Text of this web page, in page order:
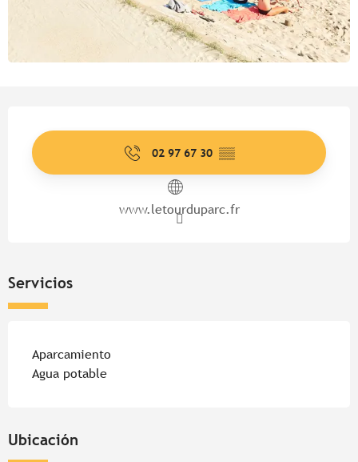
02 97 67 30 ▒▒
www.letourduparc.fr
Servicios
Aparcamiento
Agua potable
Ubicación